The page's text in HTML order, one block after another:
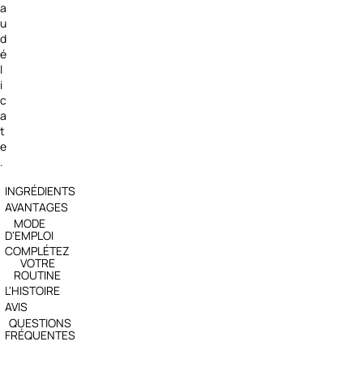
a
u
d
é
l
i
c
a
t
e
.
INGRÉDIENTS
AVANTAGES
MODE
D'EMPLOI
COMPLÉTEZ
VOTRE
ROUTINE
L'HISTOIRE
AVIS
QUESTIONS
FRÉQUENTES